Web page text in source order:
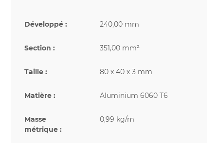
Développé : 240,00 mm
Section : 351,00 mm²
Taille : 80 x 40 x 3 mm
Matière : Aluminium 6060 T6
Masse
métrique :
0,99 kg/m